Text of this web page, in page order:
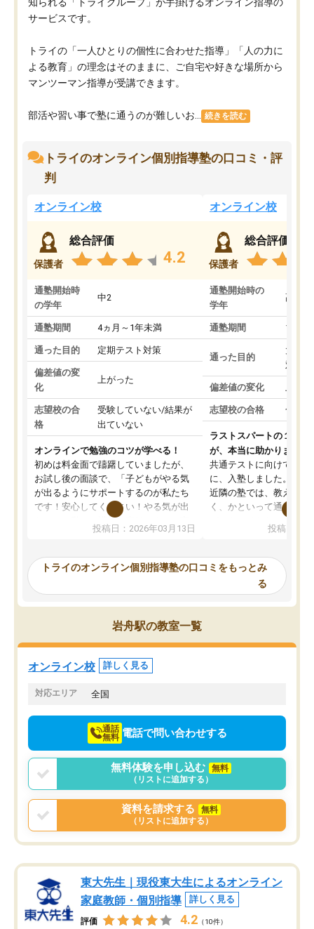
サービスです。
トライの「一人ひとりの個性に合わせた指導」「人の力に
よる教育」の理念はそのままに、ご自宅や好きな場所から
マンツーマン指導が受講できます。
部活や習い事で塾に通うのが難しいお... 続きを読む
トライのオンライン個別指導塾の口コミ・評
判
オンライン校
保護者
総合評価
4.2
通塾開始時
の学年
中2
通塾期間 4ヵ月～1年未満
通った目的 定期テスト対策
偏差値の変
化
上がった
志望校の合
格
受験していない/結果が
出ていない
オンラインで勉強のコツが学べる！
初めは料金面で躊躇していましたが、
お試し後の面談で、「子どもがやる気
が出るようにサポートするのが私たち
です！安心してください！やる気が出
ないのは私たち講師の責任です」と言
ってくださり、確かに！と考えて、思
ったんですが、学生の先生から学ぶこ
み、徐々に成績が上がったらいいなと
思っていました。何が今足りないのか
を的確に指導いただき、子どももびっ
くりするほど楽しんでやる気を持って
塾を受けています。狙い通り、少しず
つ成績も上がり、苦手意識も無くなっ
てきたので、さらに苦手な数学も追加
でお願いしました。来年の高校受験に
投稿日：2026年03月13日
オンライン校
保護者
総合評価
通塾開始時の
学年
高3
通塾期間 1～3
通った目的
大学
対策
偏差値の変化 上が
志望校の合格 合格
ラストスパートの１か月
が、本当に助かりました
共通テストに向けての追
に、入塾しました。田舎
近隣の塾では、教えても
く、かといって通うには
可能なので本当に助か
らないところをピンポイ
頂いて、とてもわかり
していました。一生を
スト、多少お金がかかっ
投稿日：
トライのオンライン個別指導塾の口コミをもっとみ
る
岩舟駅の教室一覧
オンライン校 詳しく見る
対応エリア 全国
通話
無料 電話で問い合わせする
無料体験を申し込む
無料
（リストに追加する）
資料を請求する
無料
（リストに追加する）
東大先生｜現役東大生によるオンライン
家庭教師・個別指導
詳しく見る
評価 4.2 （10件）